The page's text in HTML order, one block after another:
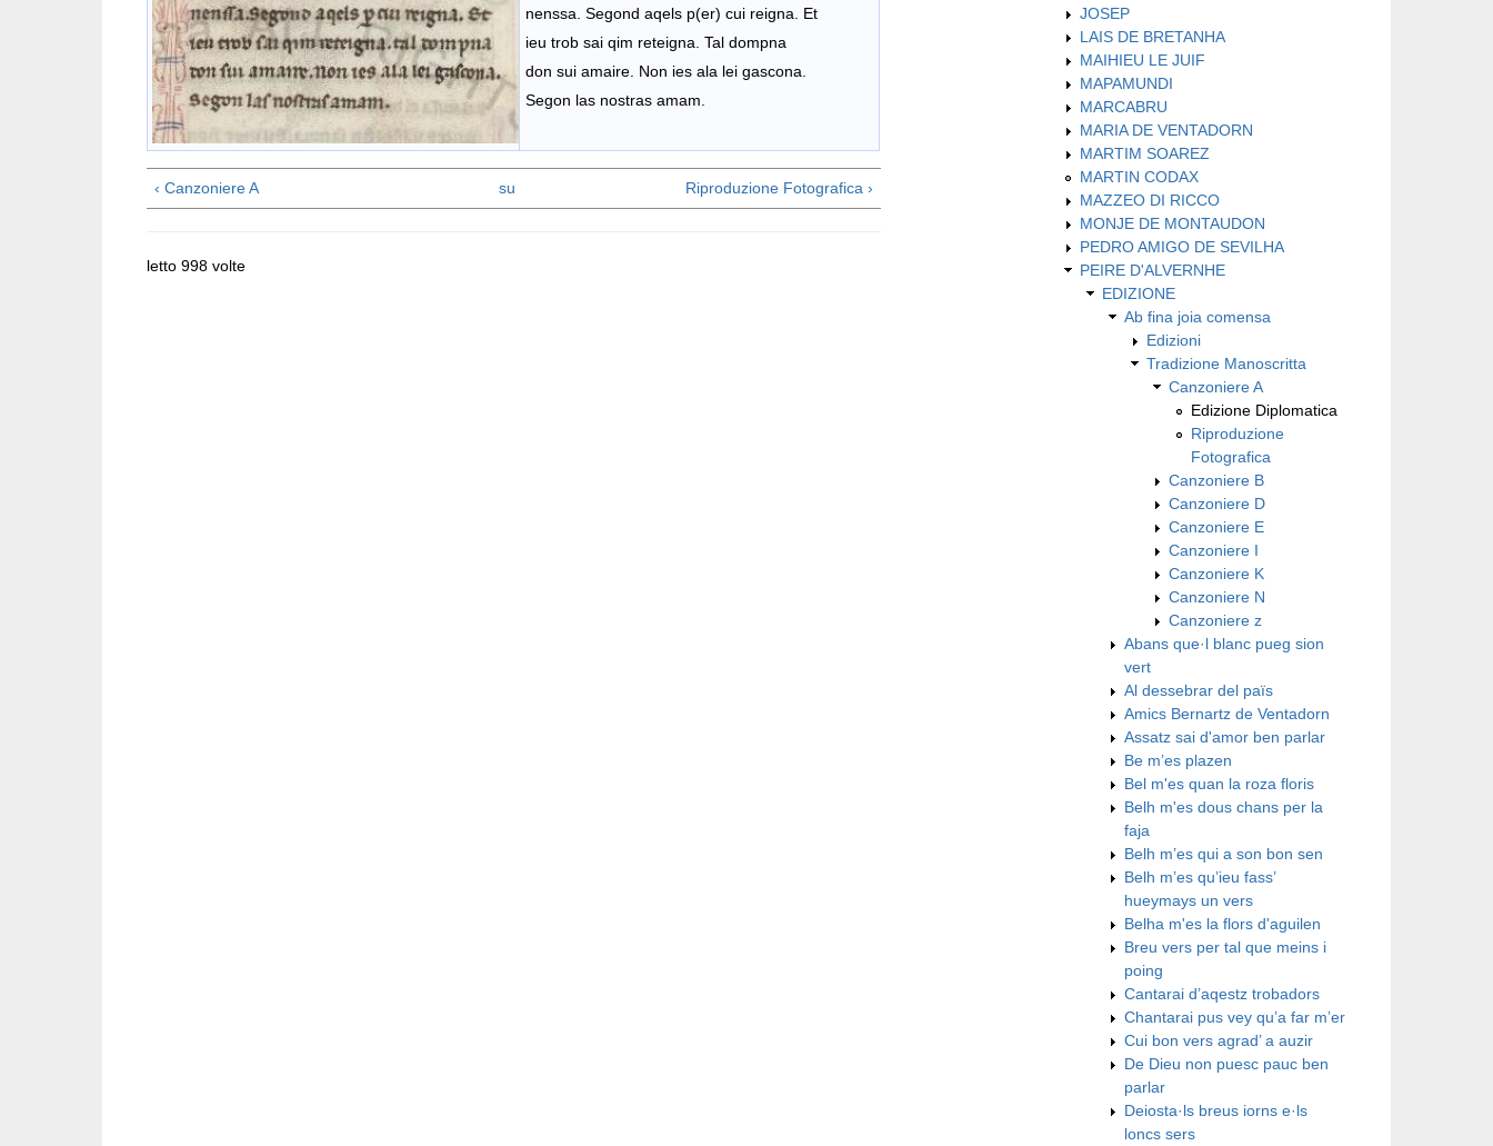
nenssa. Segond aqels p(er) cui reigna. Et
ieu trob sai qim reteigna. Tal dompna
don sui amaire. Non ies ala lei gascona.
Segon las nostras amam.
‹ Canzoniere A su Riproduzione Fotografica ›
letto 998 volte
JOSEP
LAIS DE BRETANHA
MAIHIEU LE JUIF
MAPAMUNDI
MARCABRU
MARIA DE VENTADORN
MARTIM SOAREZ
MARTIN CODAX
MAZZEO DI RICCO
MONJE DE MONTAUDON
PEDRO AMIGO DE SEVILHA
PEIRE D'ALVERNHE
EDIZIONE
Ab fina joia comensa
Edizioni
Tradizione Manoscritta
Canzoniere A
Edizione Diplomatica
Riproduzione
Fotografica
Canzoniere B
Canzoniere D
Canzoniere E
Canzoniere I
Canzoniere K
Canzoniere N
Canzoniere z
Abans que·l blanc pueg sion
vert
Al dessebrar del païs
Amics Bernartz de Ventadorn
Assatz sai d'amor ben parlar
Be m’es plazen
Bel m'es quan la roza floris
Belh m'es dous chans per la
faja
Belh m’es qui a son bon sen
Belh m’es qu’ieu fass’
hueymays un vers
Belha m'es la flors d'aguilen
Breu vers per tal que meins i
poing
Cantarai d’aqestz trobadors
Chantarai pus vey qu’a far m’er
Cui bon vers agrad’ a auzir
De Dieu non puesc pauc ben
parlar
Deiosta·ls breus iorns e·ls
loncs sers